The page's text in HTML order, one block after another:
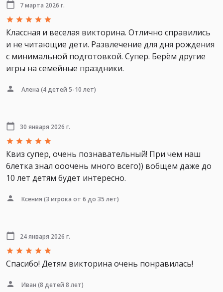
7 марта 2026 г.
Классная и веселая викторина. Отлично справились
и не читающие дети. Развлечение для дня рождения
с минимальной подготовкой. Супер. Берём другие
игры на семейные праздники.
Алена (4 детей 5-10 лет)
30 января 2026 г.
Квиз супер, очень познавательный! При чем наш
6летка знал ооочень много всего)) вобщем даже до
10 лет детям будет интересно.
Ксения (3 игрока от 6 до 35 лет)
24 января 2026 г.
Спасибо! Детям викторина очень понравилась!
Иван (8 детей 8 лет)